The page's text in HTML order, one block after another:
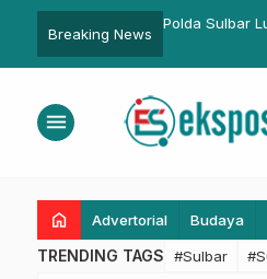
Breaking News
Bahas
Nomenklatur
Polda Sulbar
Kolaboratif
menu
home Advertorial Budaya
TRENDING TAGS #Sulbar